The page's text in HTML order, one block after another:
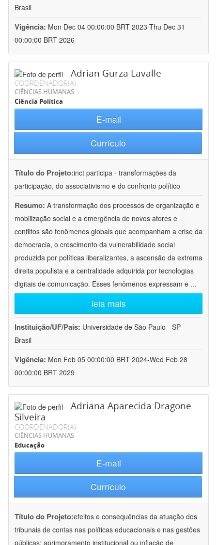
Brasil
Vigência: Mon Dec 04 00:00:00 BRT 2023-Thu Dec 31
00:00:00 BRT 2026
Adrian Gurza Lavalle
COORDENADOR(A)
CIÊNCIAS HUMANAS
Ciência Política
E-mail
Currículo
Título do Projeto:inct participa - transformações da
participação, do associativismo e do confronto político
Resumo: A transformação dos processos de organização e
mobilização social e a emergência de novos atores e
conflitos são fenômenos globais que acompanham a crise da
democracia, o crescimento da vulnerabilidade social
produzida por políticas liberalizantes, a ascensão da extrema
direita populista e a centralidade adquirida por tecnologias
digitais de comunicação. Esses fenômenos expressam e ...
leia mais
Instituição/UF/País: Universidade de São Paulo - SP -
Brasil
Vigência: Mon Feb 05 00:00:00 BRT 2024-Wed Feb 28
00:00:00 BRT 2029
Adriana Aparecida Dragone
Silveira
COORDENADOR(A)
CIÊNCIAS HUMANAS
Educação
E-mail
Currículo
Título do Projeto:efeitos e consequências da atuação dos
tribunais de contas nas políticas educacionais e nas gestões
públicas: aprimoramento institucional ou inflação de